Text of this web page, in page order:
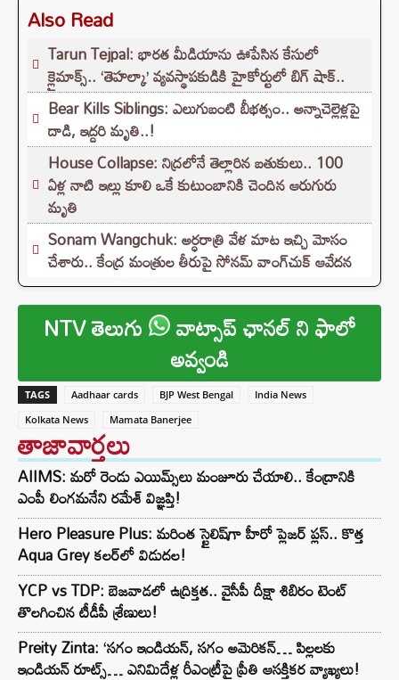
Also Read
Tarun Tejpal: భారత మీడియాను ఊపేసిన కేసులో
క్లైమాక్స్.. ‘తెహల్కా’ వ్యవస్థాపకుడికి హైకోర్టులో బిగ్ షాక్..
Bear Kills Siblings: ఎలుగుబంటి బీభత్సం.. అన్నాచెల్లెళ్లపై
దాడి, ఇద్దరి మృతి..!
House Collapse: నిద్రలోనే తెల్లారిన బతుకులు.. 100
ఏళ్ల నాటి ఇల్లు కూలి ఒకే కుటుంబానికి చెందిన ఆరుగురు
మృతి
Sonam Wangchuk: అర్ధరాత్రి వేళ మాట ఇచ్చి మోసం
చేశారు.. కేంద్ర మంత్రుల తీరుపై సోనమ్ వాంగ్‌చుక్ ఆవేదన
NTV తెలుగు వాట్సాప్ ఛానల్ ని ఫాలో
అవ్వండి
TAGS Aadhaar cards BJP West Bengal
India News
Kolkata News
Mamata Banerjee
తాజావార్తలు
AIIMS: మరో రెండు ఎయిమ్స్‌లు మంజూరు చేయాలి.. కేంద్రానికి
ఎంపీ లింగమనేని రమేశ్ విజ్ఞప్తి!
Hero Pleasure Plus: మరింత స్టైలిష్‌గా హీరో ప్లెజర్ ప్లస్.. కొత్త
Aqua Grey కలర్‌లో విడుదల!
YCP vs TDP: బెజవాడలో ఉద్రిక్తత.. వైసీపీ దీక్షా శిబిరం టెంట్
తొలగించిన టీడీపీ శ్రేణులు!
Preity Zinta: ‘సగం ఇండియన్, సగం అమెరికన్… పిల్లలకు
ఇండియన్ రూట్స్… ఎనిమిదేళ్ల రీఎంట్రీపై ప్రీతి ఆసక్తికర వ్యాఖ్యలు!